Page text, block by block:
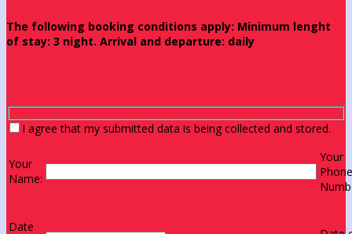
The following booking conditions apply: Minimum lenght
of stay: 3 night. Arrival and departure: daily
I agree that my submitted data is being collected and stored.
Your
Name:
Your
Phone
Date